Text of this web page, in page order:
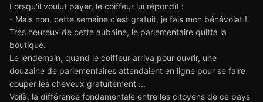
Lorsqu'il voulut payer, le coiffeur lui répondit :
- Mais non, cette semaine c'est gratuit, je fais mon bénévolat !
Très heureux de cette aubaine, le parlementaire quitta la
boutique.
Le lendemain, quand le coiffeur arriva pour ouvrir, une
douzaine de parlementaires attendaient en ligne pour se faire
couper les cheveux gratuitement ...
Voilà, la différence fondamentale entre les citoyens de ce pays